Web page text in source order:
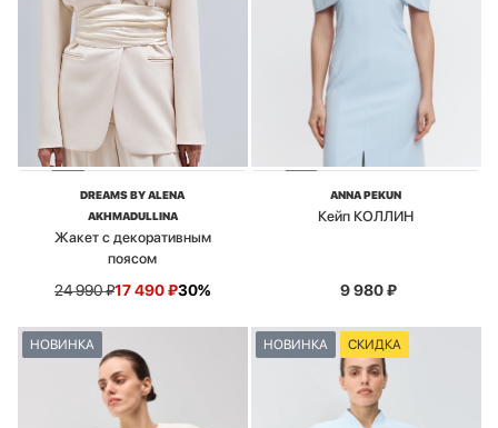
DREAMS BY ALENA
AKHMADULLINA
Жакет с декоративным
поясом
24 990₽17 490₽30%
ANNA PEKUN
Кейп КОЛЛИН
9 980₽
НОВИНКА НОВИНКА СКИДКА